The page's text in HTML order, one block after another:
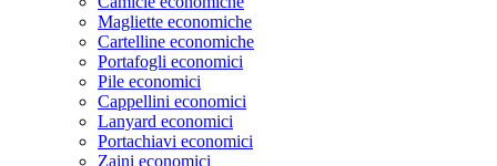
Magliette economiche
Cartelline economiche
Portafogli economici
Pile economici
Cappellini economici
Lanyard economici
Portachiavi economici
Zaini economici